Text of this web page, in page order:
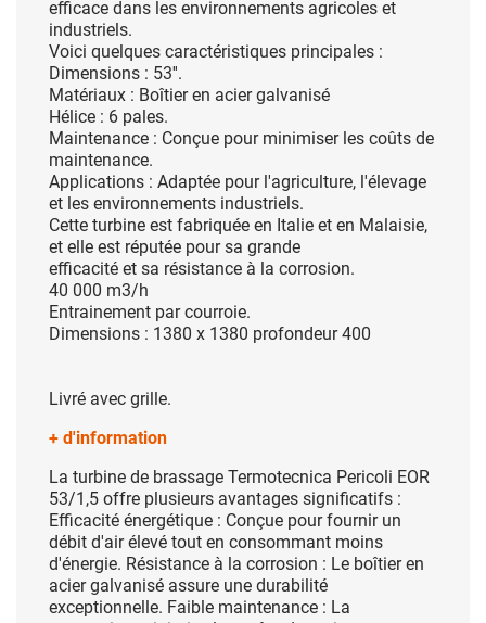
efficace dans les environnements agricoles et
industriels.
Voici quelques caractéristiques principales :
Dimensions : 53''.
Matériaux : Boîtier en acier galvanisé
Hélice : 6 pales.
Maintenance : Conçue pour minimiser les coûts de
maintenance.
Applications : Adaptée pour l'agriculture, l'élevage
et les environnements industriels.
Cette turbine est fabriquée en Italie et en Malaisie,
et elle est réputée pour sa grande
efficacité et sa résistance à la corrosion.
40 000 m3/h
Entrainement par courroie.
Dimensions : 1380 x 1380 profondeur 400
Livré avec grille.
+ d'information
La turbine de brassage Termotecnica Pericoli EOR
53/1,5 offre plusieurs avantages significatifs :
Efficacité énergétique : Conçue pour fournir un
débit d'air élevé tout en consommant moins
d'énergie. Résistance à la corrosion : Le boîtier en
acier galvanisé assure une durabilité
exceptionnelle. Faible maintenance : La